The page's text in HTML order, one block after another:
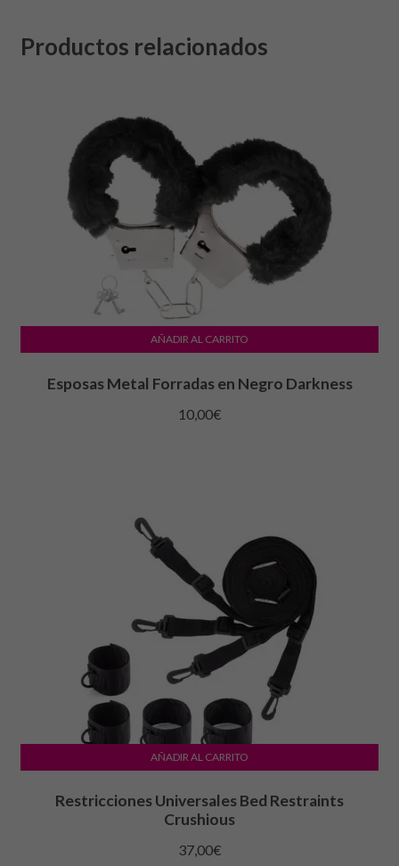
Productos relacionados
Esposas Metal Forradas en Negro Darkness
10,00€
AÑADIR AL CARRITO
Restricciones Universales Bed Restraints
Crushious
37,00€
AÑADIR AL CARRITO